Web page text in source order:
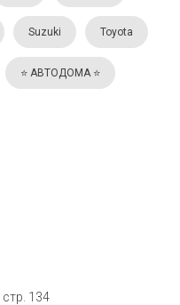
Suzuki Toyota
⭐️ АВТОДОМА ⭐️
134